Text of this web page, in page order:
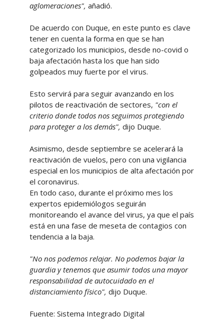
aglomeraciones", añadió.
De acuerdo con Duque, en este punto es clave
tener en cuenta la forma en que se han
categorizado los municipios, desde no-covid o
baja afectación hasta los que han sido
golpeados muy fuerte por el virus.
Esto servirá para seguir avanzando en los
pilotos de reactivación de sectores, "con el
criterio donde todos nos seguimos protegiendo
para proteger a los demás", dijo Duque.
Asimismo, desde septiembre se acelerará la
reactivación de vuelos, pero con una vigilancia
especial en los municipios de alta afectación por
el coronavirus.
En todo caso, durante el próximo mes los
expertos epidemiólogos seguirán
monitoreando el avance del virus, ya que el país
está en una fase de meseta de contagios con
tendencia a la baja.
"No nos podemos relajar. No podemos bajar la
guardia y tenemos que asumir todos una mayor
responsabilidad de autocuidado en el
distanciamiento físico", dijo Duque.
Fuente: Sistema Integrado Digital